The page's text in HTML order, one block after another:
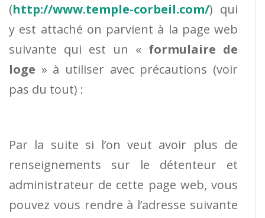
(http://www.temple-corbeil.com/) qui
y est attaché on parvient à la page web
suivante qui est un « formulaire de
loge » à utiliser avec précautions (voir
pas du tout) :
Par la suite si l’on veut avoir plus de
renseignements sur le détenteur et
administrateur de cette page web, vous
pouvez vous rendre à l’adresse suivante